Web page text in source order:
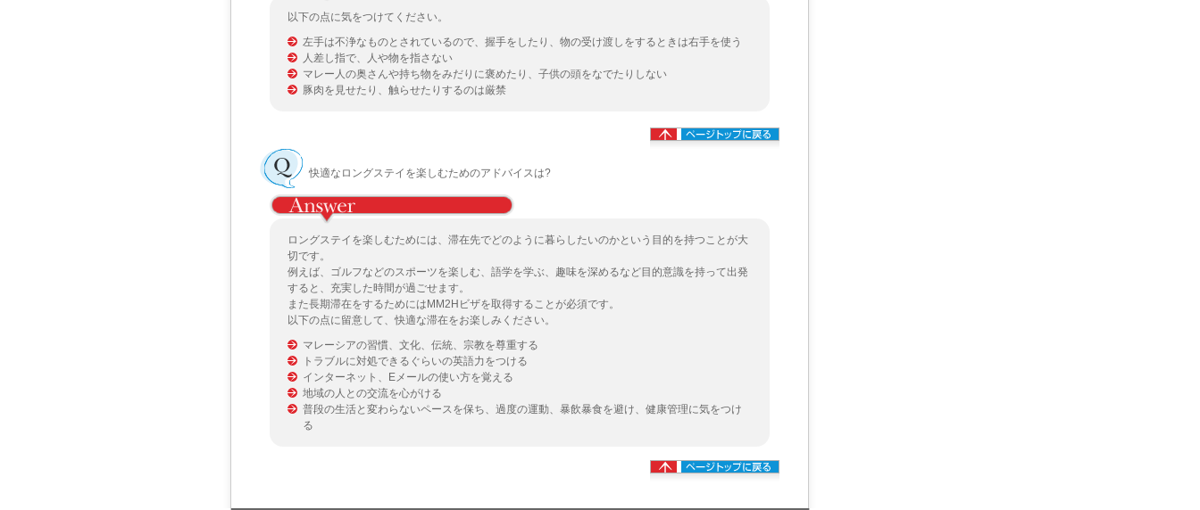
以下の点に気をつけてください。
左手は不浄なものとされているので、握手をしたり、物の受け渡しをするときは右手を使う
人差し指で、人や物を指さない
マレー人の奥さんや持ち物をみだりに褒めたり、子供の頭をなでたりしない
豚肉を見せたり、触らせたりするのは厳禁
快適なロングステイを楽しむためのアドバイスは?
ロングステイを楽しむためには、滞在先でどのように暮らしたいのかという目的を持つことが大
切です。
例えば、ゴルフなどのスポーツを楽しむ、語学を学ぶ、趣味を深めるなど目的意識を持って出発
すると、充実した時間が過ごせます。
また長期滞在をするためにはMM2Hビザを取得することが必須です。
以下の点に留意して、快適な滞在をお楽しみください。
マレーシアの習慣、文化、伝統、宗教を尊重する
トラブルに対処できるぐらいの英語力をつける
インターネット、Eメールの使い方を覚える
地域の人との交流を心がける
普段の生活と変わらないペースを保ち、過度の運動、暴飲暴食を避け、健康管理に気をつけ
る